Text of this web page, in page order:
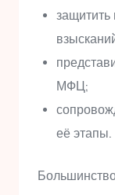
МФЦ;
её этапы.